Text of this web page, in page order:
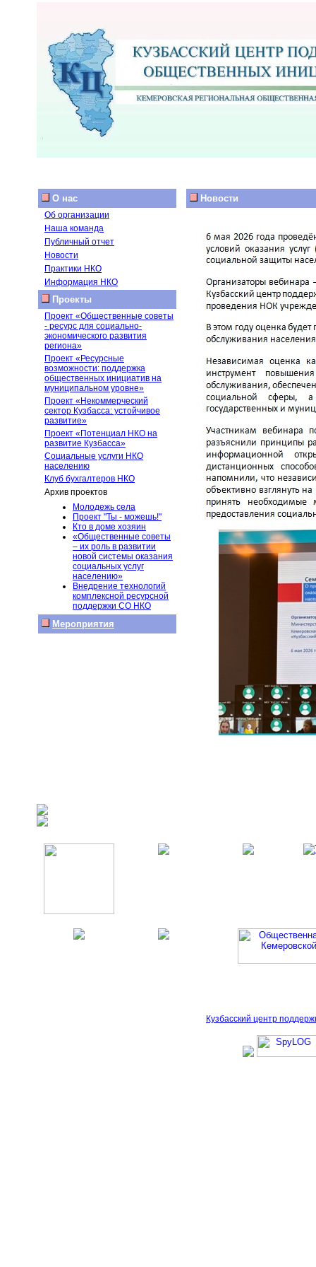
О нас
Об организации
Наша команда
Публичный отчет
Новости
Практики НКО
Информация НКО
Проекты
Проект «Общественные советы
- ресурс для социально-
экономического развития
региона»
Проект «Ресурсные
возможности: поддержка
общественных инициатив на
муниципальном уровне»
Проект «Некоммерческий
сектор Кузбасса: устойчивое
развитие»
Проект «Потенциал НКО на
развитие Кузбасса»
Социальные услуги НКО
населению
Клуб бухгалтеров НКО
Архив проектов
Молодежь села
Проект "Ты - можешь!"
Кто в доме хозяин
«Общественные советы
– их роль в развитии
новой системы оказания
социальных услуг
населению»
Внедрение технологий
комплексной ресурсной
поддержки СО НКО
Мероприятия
Новости
Кузбасский центр